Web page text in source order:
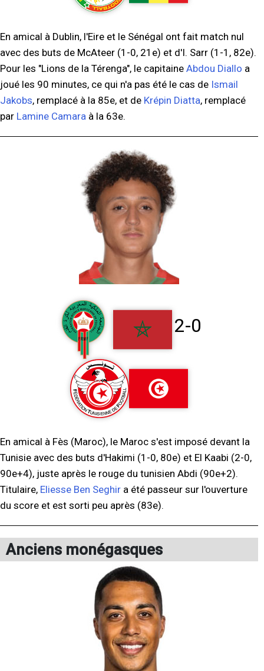
En amical à Dublin, l'Eire et le Sénégal ont fait match nul
avec des buts de McAteer (1-0, 21e) et d'I. Sarr (1-1, 82e).
Pour les "Lions de la Térenga", le capitaine Abdou Diallo a
joué les 90 minutes, ce qui n'a pas été le cas de Ismail
Jakobs, remplacé à la 85e, et de Krépin Diatta, remplacé
par Lamine Camara à la 63e.
2-0
En amical à Fès (Maroc), le Maroc s'est imposé devant la
Tunisie avec des buts d'Hakimi (1-0, 80e) et El Kaabi (2-0,
90e+4), juste après le rouge du tunisien Abdi (90e+2).
Titulaire, Eliesse Ben Seghir a été passeur sur l'ouverture
du score et est sorti peu après (83e).
Anciens monégasques